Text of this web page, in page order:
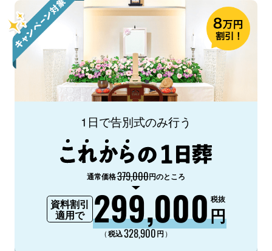
1日で告別式のみ行う
通常価格379,000円のところ
資料割引
適用で
299,000円
税抜
（税込328,900円 ）